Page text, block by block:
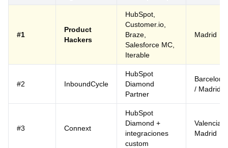
#1
Product
Hackers
HubSpot,
Customer.io,
Braze,
Salesforce MC,
Iterable
Madrid
#2 InboundCycle
HubSpot
Diamond
Partner
Barcelona
/ Madrid
#3 Connext
HubSpot
Diamond +
integraciones
custom
Valencia /
Madrid